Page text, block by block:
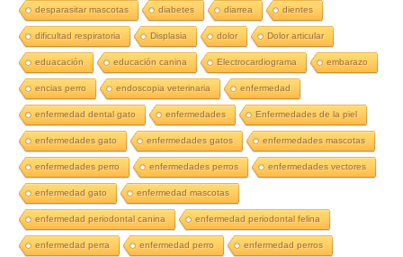
desparasitar mascotas diabetes diarrea dientes
dificultad respiratoria Displasia dolor Dolor articular
eduacación educación canina Electrocardiograma embarazo
encias perro endoscopia veterinaria enfermedad
enfermedad dental gato enfermedades Enfermedades de la piel
enfermedades gato enfermedades gatos enfermedades mascotas
enfermedades perro enfermedades perros enfermedades vectores
enfermedad gato enfermedad mascotas
enfermedad periodontal canina enfermedad periodontal felina
enfermedad perra enfermedad perro enfermedad perros